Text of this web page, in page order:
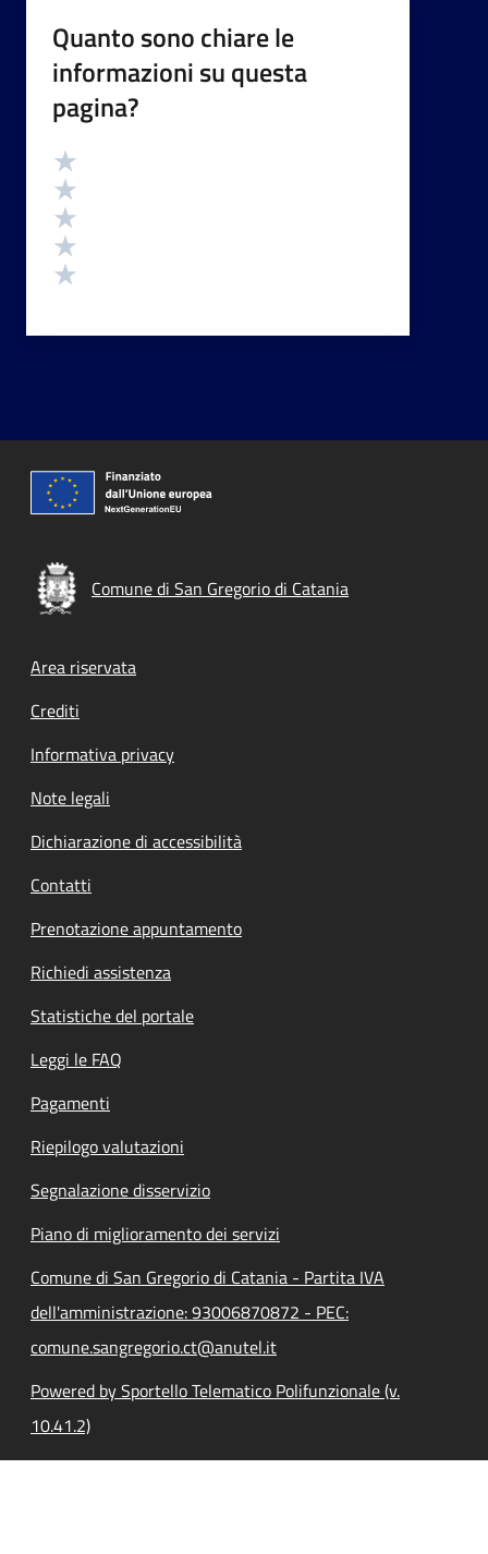
Quanto sono chiare le
informazioni su questa
pagina?
Valutazione
Comune di San Gregorio di Catania
Footer menu
Area riservata
Crediti
Informativa privacy
Note legali
Dichiarazione di accessibilità
Contatti
Prenotazione appuntamento
Richiedi assistenza
Statistiche del portale
Leggi le FAQ
Pagamenti
Riepilogo valutazioni
Segnalazione disservizio
Piano di miglioramento dei servizi
Comune di San Gregorio di Catania - Partita IVA
dell'amministrazione: 93006870872 - PEC:
comune.sangregorio.ct@anutel.it
Powered by Sportello Telematico Polifunzionale (v.
10.41.2)